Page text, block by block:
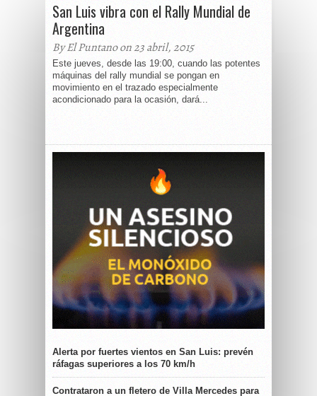
San Luis vibra con el Rally Mundial de
Argentina
By El Puntano on 23 abril, 2015
Este jueves, desde las 19:00, cuando las potentes
máquinas del rally mundial se pongan en
movimiento en el trazado especialmente
acondicionado para la ocasión, dará...
Alerta por fuertes vientos en San Luis: prevén
ráfagas superiores a los 70 km/h
Contrataron a un fletero de Villa Mercedes para